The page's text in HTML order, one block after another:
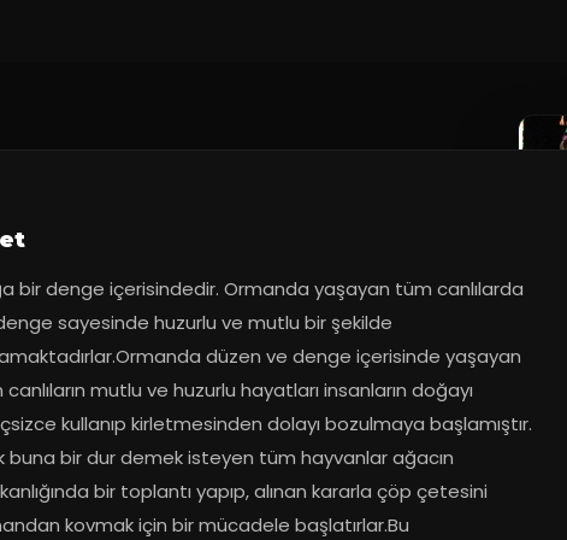
bir denge içerisindedir. Ormanda yaşayan tüm canlılarda
sayesinde huzurlu ve mutlu bir şekilde
düzen ve denge içerisinde yaşayan
mutlu ve huzurlu hayatları insanların doğayı
kullanıp kirletmesinden dolayı bozulmaya başlamıştır.
buna bir dur demek isteyen tüm hayvanlar ağacın
bir toplantı yapıp, alınan kararla çöp çetesini
kovmak için bir mücadele başlatırlar.Bu